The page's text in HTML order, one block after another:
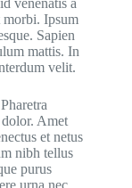
venenatis a
morbi. Ipsum
Sapien
mattis. In
velit.
dolor. Amet
et netus
nibh tellus
purus
urna nec